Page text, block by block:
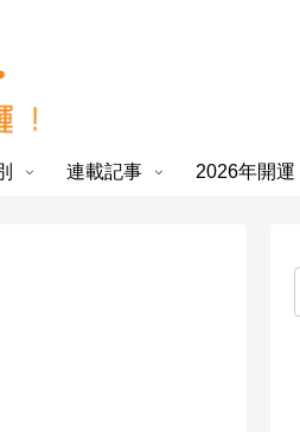
連載記事 2026年開運